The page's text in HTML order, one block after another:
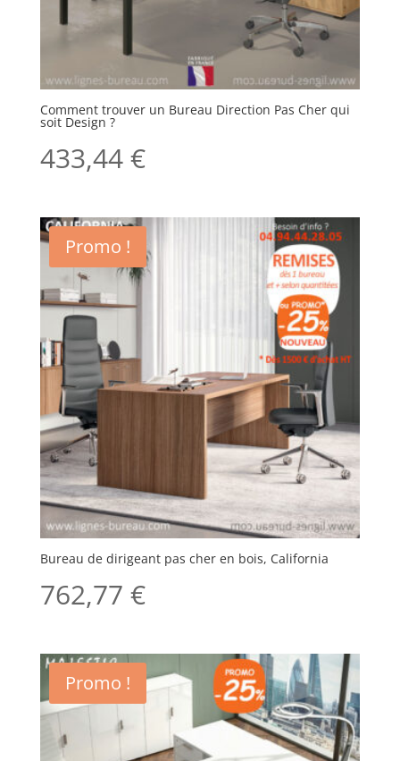
Comment trouver un Bureau Direction Pas Cher qui
soit Design ?
433,44€
Promo !
Bureau de dirigeant pas cher en bois, California
762,77 €
Promo !